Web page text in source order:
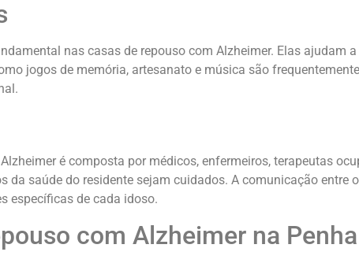
nas casas de repouso com Alzheimer. Elas ajudam
jogos de memória, artesanato e música são
é composta por médicos, enfermeiros, terapeutas
saúde do residente sejam cuidados. A comunicação entre
específicas de cada idoso.
com Alzheimer na Penha